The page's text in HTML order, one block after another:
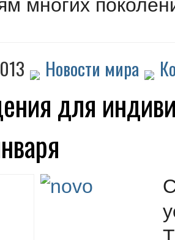
многих
Новости мира
для